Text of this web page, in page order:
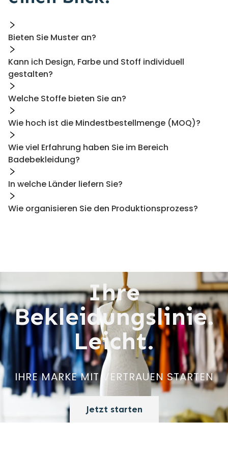
Bieten Sie Muster an?
Kann ich Design, Farbe und Stoff individuell
gestalten?
Welche Stoffe bieten Sie an?
Wie hoch ist die Mindestbestellmenge (MOQ)?
Wie viel Erfahrung haben Sie im Bereich
Badebekleidung?
In welche Länder liefern Sie?
Wie organisieren Sie den Produktionsprozess?
Ihre
Bekleidungslinie.
Leicht.
IHRE MARKE MIT VERTRAUEN STARTEN
Jetzt starten